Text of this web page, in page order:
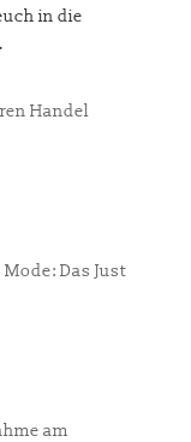
in die
Handel
Das Just
am